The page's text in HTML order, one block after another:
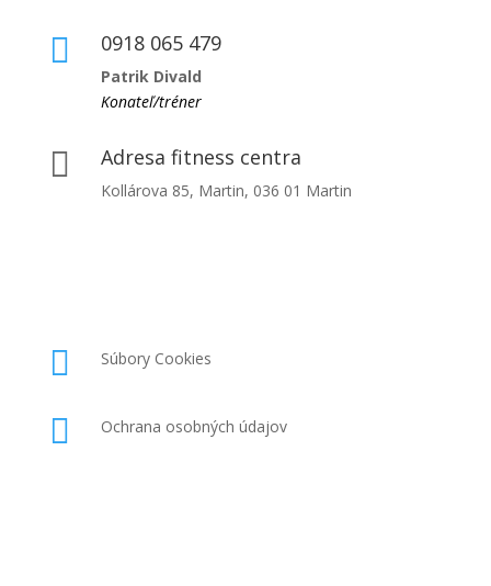
 0918 065 479
Patrik Divald
Konateľ/tréner
 Adresa fitness centra
Kollárova 85, Martin, 036 01 Martin
 Súbory Cookies
 Ochrana osobných údajov